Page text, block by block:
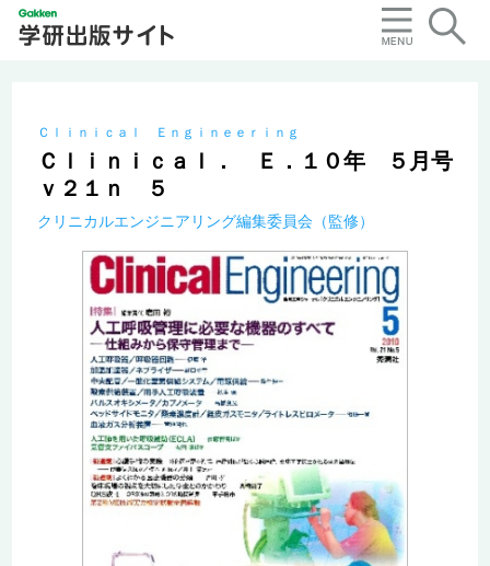
Ｃｌｉｎｉｃａｌ Ｅｎｇｉｎｅｅｒｉｎｇ
Ｃｌｉｎｉｃａｌ． Ｅ．１０年 ５月号
ｖ２１ｎ ５
クリニカルエンジニアリング編集委員会（監修）